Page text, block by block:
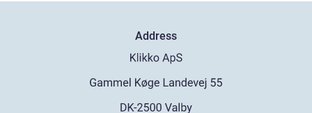
Address